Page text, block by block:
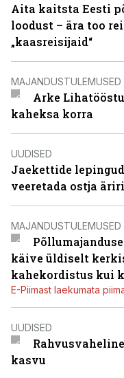
Aita kaitsta Eesti
loodust – ära too
„kaasreisijaid“
MAJANDUSTULEMUSED
Arke
kaheksa korra
UUDISED
Jaekettide
veeretada ostja
MAJANDUSTULEMUSED
käive üldiselt
kahekordistus kui
E-Piimast laekumata
UUDISED
kasvu